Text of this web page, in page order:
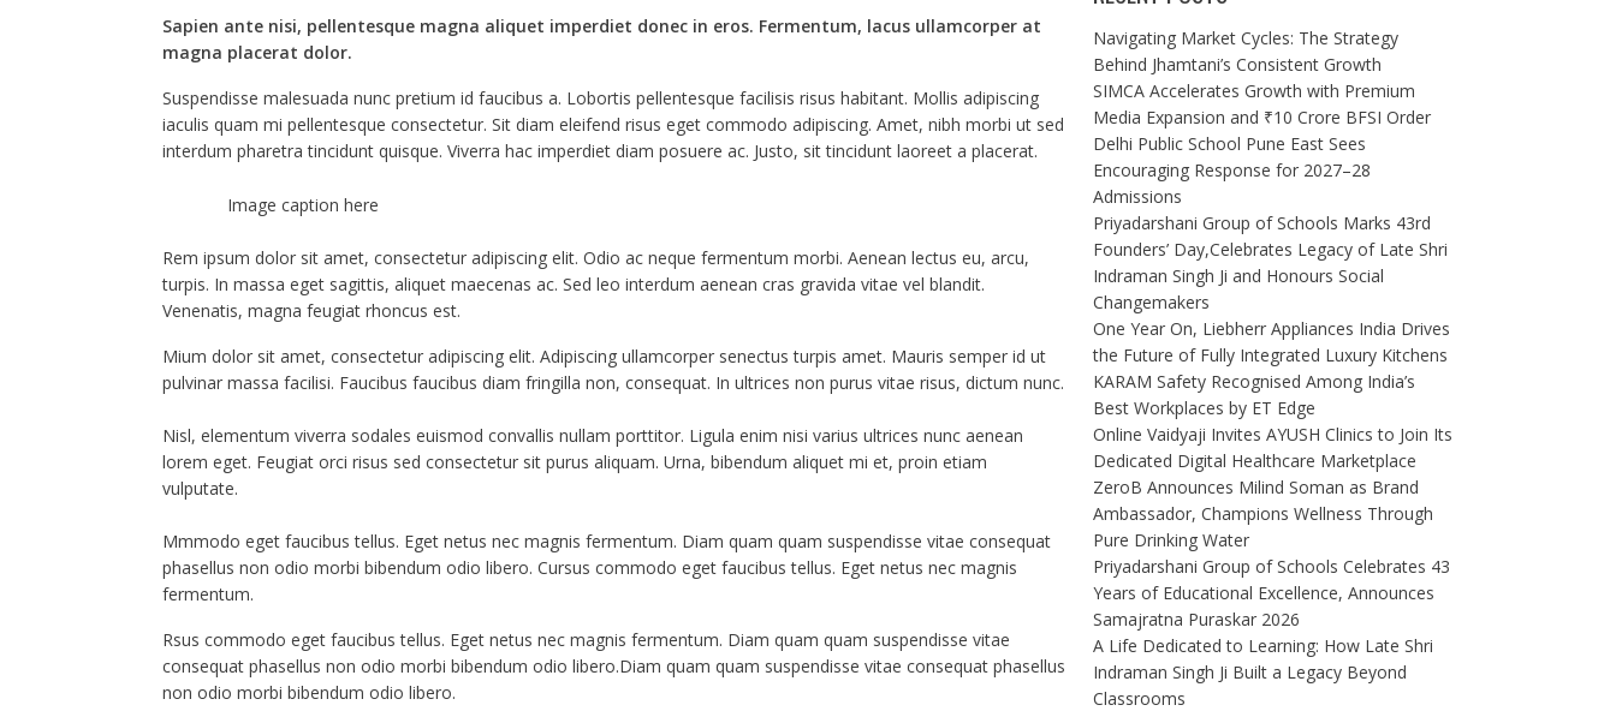
Sapien ante nisi, pellentesque magna aliquet imperdiet donec in eros. Fermentum, lacus ullamcorper at
magna placerat dolor.
Suspendisse malesuada nunc pretium id faucibus a. Lobortis pellentesque facilisis risus habitant. Mollis adipiscing
iaculis quam mi pellentesque consectetur. Sit diam eleifend risus eget commodo adipiscing. Amet, nibh morbi ut sed
interdum pharetra tincidunt quisque. Viverra hac imperdiet diam posuere ac. Justo, sit tincidunt laoreet a placerat.
Image caption here
Rem ipsum dolor sit amet, consectetur adipiscing elit. Odio ac neque fermentum morbi. Aenean lectus eu, arcu,
turpis. In massa eget sagittis, aliquet maecenas ac. Sed leo interdum aenean cras gravida vitae vel blandit.
Venenatis, magna feugiat rhoncus est.
Mium dolor sit amet, consectetur adipiscing elit. Adipiscing ullamcorper senectus turpis amet. Mauris semper id ut
pulvinar massa facilisi. Faucibus faucibus diam fringilla non, consequat. In ultrices non purus vitae risus, dictum nunc.
Nisl, elementum viverra sodales euismod convallis nullam porttitor. Ligula enim nisi varius ultrices nunc aenean
lorem eget. Feugiat orci risus sed consectetur sit purus aliquam. Urna, bibendum aliquet mi et, proin etiam
vulputate.
Mmmodo eget faucibus tellus. Eget netus nec magnis fermentum. Diam quam quam suspendisse vitae consequat
phasellus non odio morbi bibendum odio libero. Cursus commodo eget faucibus tellus. Eget netus nec magnis
fermentum.
Rsus commodo eget faucibus tellus. Eget netus nec magnis fermentum. Diam quam quam suspendisse vitae
consequat phasellus non odio morbi bibendum odio libero.Diam quam quam suspendisse vitae consequat phasellus
non odio morbi bibendum odio libero.
Navigating Market Cycles: The Strategy
Behind Jhamtani’s Consistent Growth
SIMCA Accelerates Growth with Premium
Media Expansion and ₹10 Crore BFSI Order
Delhi Public School Pune East Sees
Encouraging Response for 2027–28
Admissions
Priyadarshani Group of Schools Marks 43rd
Founders’ Day,Celebrates Legacy of Late Shri
Indraman Singh Ji and Honours Social
Changemakers
One Year On, Liebherr Appliances India Drives
the Future of Fully Integrated Luxury Kitchens
KARAM Safety Recognised Among India’s
Best Workplaces by ET Edge
Online Vaidyaji Invites AYUSH Clinics to Join Its
Dedicated Digital Healthcare Marketplace
ZeroB Announces Milind Soman as Brand
Ambassador, Champions Wellness Through
Pure Drinking Water
Priyadarshani Group of Schools Celebrates 43
Years of Educational Excellence, Announces
Samajratna Puraskar 2026
A Life Dedicated to Learning: How Late Shri
Indraman Singh Ji Built a Legacy Beyond
Classrooms